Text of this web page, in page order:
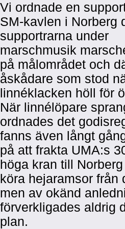
Vi ordnade en
SM-kavlen i Norberg
supportrarna under
marschmusik
på målområdet och
åskådare som stod
linnéklacken höll för
När linnélöpare
ordnades det
fanns även långt
på att frakta UMA:s
höga kran till
köra hejaramsor från
men av okänd
förverkligades aldrig
plan.